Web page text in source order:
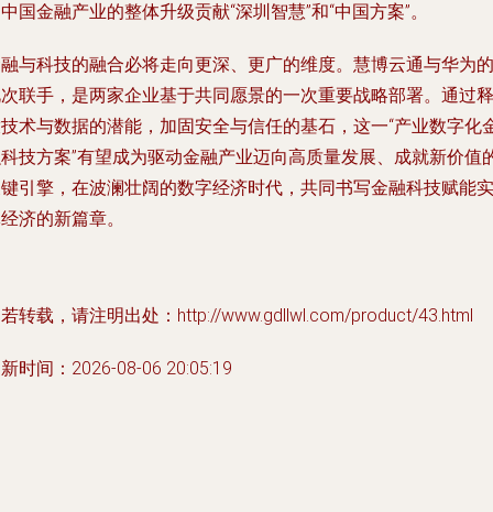
国金融产业的整体升级贡献“深圳智慧”和“中国方案”。
与科技的融合必将走向更深、更广的维度。慧博云通与华为的
联手，是两家企业基于共同愿景的一次重要战略部署。通过释
术与数据的潜能，加固安全与信任的基石，这一“产业数字化
技方案”有望成为驱动金融产业迈向高质量发展、成就新价值
引擎，在波澜壮阔的数字经济时代，共同书写金融科技赋能实
济的新篇章。
转载，请注明出处：http://www.gdllwl.com/product/43.html
时间：2026-08-06 20:05:19